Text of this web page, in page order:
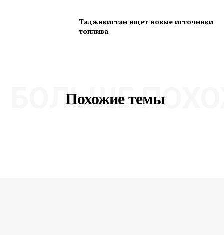
Таджикистан ищет новые источники
топлива
Похожие темы
БОЛЬШЕ